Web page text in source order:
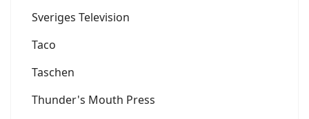
Sveriges Television
Taco
Taschen
Thunder's Mouth Press